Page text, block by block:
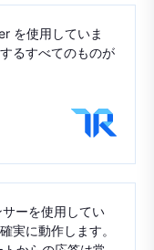
を使用していま
るすべてのものが
サーを使用してい
実に動作します。